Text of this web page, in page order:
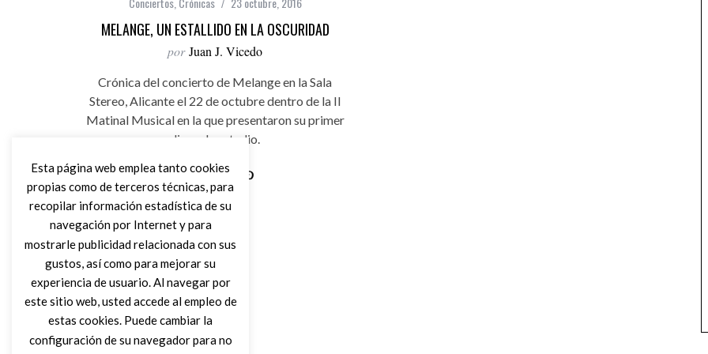
MELANGE, UN ESTALLIDO EN LA OSCURIDAD
por Juan J. Vicedo
Crónica del concierto de Melange en la Sala
Stereo, Alicante el 22 de octubre dentro de la II
Matinal Musical en la que presentaron su primer
disco de estudio.
Leer Más
Esta página web emplea tanto cookies
propias como de terceros técnicas, para
recopilar información estadística de su
navegación por Internet y para
mostrarle publicidad relacionada con sus
gustos, así como para mejorar su
experiencia de usuario. Al navegar por
este sitio web, usted accede al empleo de
estas cookies. Puede cambiar la
configuración de su navegador para no